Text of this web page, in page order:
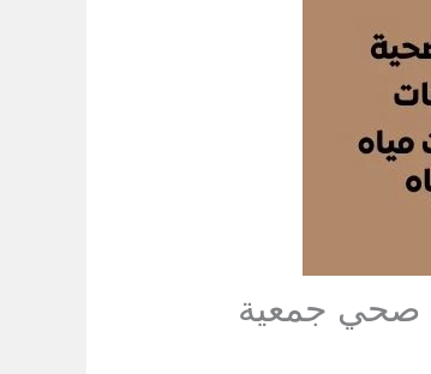
صحي جمعية